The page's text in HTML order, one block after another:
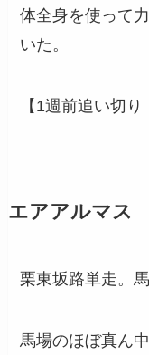
体全身を使って
いた。
【1週前追い切
エアアルマ
栗東坂路単走。馬
馬場のほぼ真ん